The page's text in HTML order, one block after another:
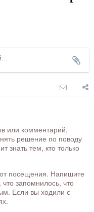
или комментарий,
решение по поводу
знать тем, кто только
посещения. Напишите
запомнилось, что
Если вы ходили с